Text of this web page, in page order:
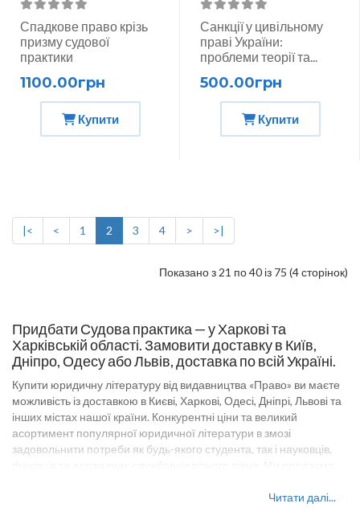
Спадкове право крізь
призму судової
практики
1100.00грн
Купити
Санкції у цивільному
праві України:
проблеми теорії та...
500.00грн
Купити
|< < 1 2 3 4 > >|
Показано з 21 по 40 із 75 (4 сторінок)
Придбати Судова практика — у Харкові та
Харківській області. Замовити доставку в Київ,
Дніпро, Одесу або Львів, доставка по всій Україні.
Купити юридичну літературу від видавництва «Право» ви маєте
можливість із доставкою в Києві, Харкові, Одесі, Дніпрі, Львові та
інших містах нашої країни. Конкурентні ціни та великий
асортимент популярної юридичної літератури в змозі
задовольнити потреби як будь-якого студента, так і науковців,
доставка по всій Україні. Навчальна література видавництва
Читати далі...